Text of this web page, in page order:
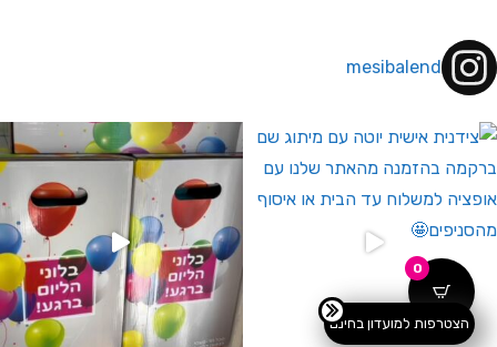
mesibalend
לחברי מועדון ומצטרפים חדשים🤍
0
הצטרפות למועדון בחינם